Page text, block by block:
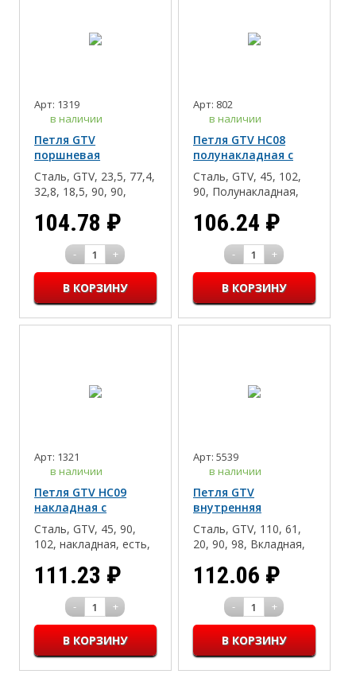
Арт: 1319
в наличии
Петля GTV
поршневая
быстрого монтажа,
малая
Сталь, GTV, 23,5, 77,4,
32,8, 18,5, 90, 90,
Массив, 23,5
104.78 ₽
- 1 +
Арт: 802
в наличии
Петля GTV НС08
полунакладная с
доводчиком
ЭКОНОМ
Сталь, GTV, 45, 102,
90, Полунакладная,
on(быстрый монтаж),
Массив
106.24 ₽
- 1 +
Арт: 1321
в наличии
Петля GTV НС09
накладная с
доводчиком
ЭКОНОМ
Сталь, GTV, 45, 90,
102, накладная, есть,
монтаж), 16-18
111.23 ₽
- 1 +
Арт: 5539
в наличии
Петля GTV
внутренняя
клиповая без
пружины, ЭКОНОМ
Сталь, GTV, 110, 61,
20, 90, 98, Вкладная,
45, 16-18, Дсп/Мдф/
112.06 ₽
- 1 +